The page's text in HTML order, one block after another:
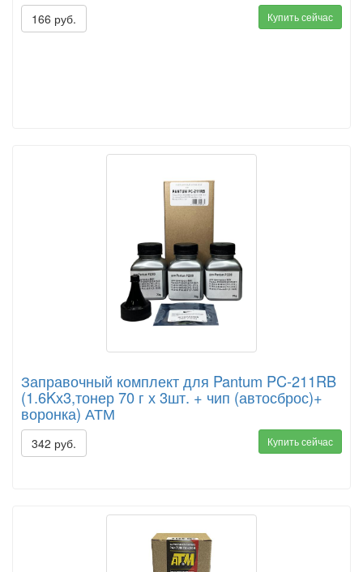
166 руб. Купить сейчас
Заправочный комплект для Pantum PC-211RB
(1.6Kх3,тонер 70 г х 3шт. + чип (автосброс)+
воронка) АТМ
342 руб. Купить сейчас